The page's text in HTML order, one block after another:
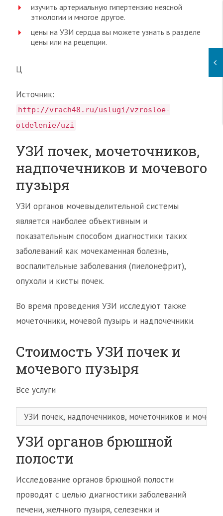
изучить артериальную гипертензию неясной
этиологии и многое другое.
цены на УЗИ сердца вы можете узнать в разделе
цены или на рецепции.
Ц
Источник:
http://vrach48.ru/uslugi/vzrosloe-
otdelenie/uzi
УЗИ почек, мочеточников,
надпочечников и мочевого
пузыря
УЗИ органов мочевыделительной системы
является наиболее объективным и
показательным способом диагностики таких
заболеваний как мочекаменная болезнь,
воспалительные заболевания (пиелонефрит),
опухоли и кисты почек.
Во время проведения УЗИ исследуют также
мочеточники, мочевой пузырь и надпочечники.
Стоимость УЗИ почек и
мочевого пузыря
Все услуги
УЗИ почек, надпочечников, мочеточников и
УЗИ органов брюшной
полости
Исследование органов брюшной полости
проводят с целью диагностики заболеваний
печени, желчного пузыря, селезенки и